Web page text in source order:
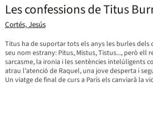
Les confessions de Titus
Cortés, Jesús
Titus ha de suportar tots els anys les burles dels
seu nom estrany: Pitus, Mistus, Tistus..., però ell
sarcasme, la ironia i les sentències intelúligents
atrau l'atenció de Raquel, una jove desperta i
Un viatge de final de curs a París els canviarà la